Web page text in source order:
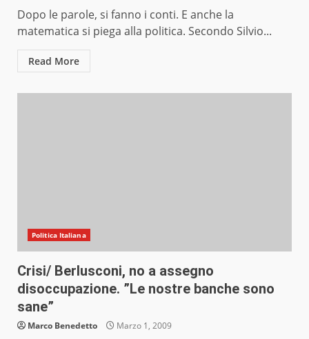
Dopo le parole, si fanno i conti. E anche la
matematica si piega alla politica. Secondo Silvio...
Read More
Politica Italiana
Crisi/ Berlusconi, no a assegno
disoccupazione. ”Le nostre banche sono
sane”
Marco Benedetto Marzo 1, 2009